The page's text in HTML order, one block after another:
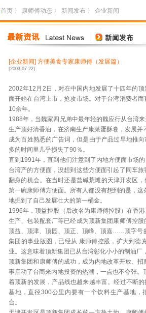
首页 〉 康师傅动态 〉 新闻发布 〉 企业新闻
[企业新闻] 方便美食专家康师傅（发展篇）
[2003-07-22]
2002年12月2日，对在中国内地发展了十四年的
面开始在台湾上市，抢攻市场。对于台湾消费者
10余年。
1988年，当魏家四兄弟中最年轻的魏应行从台湾
生产顶好清香油，在济南生产康莱蛋酥卷，发展并
成为百姓熟悉的广告词，但是由于产品过早地推
多的时间里几乎损失了90％。
直到1991年，直到他们注意到了内地方便面市场
台湾产的方便面，没想到这些方便面引起了同车
翻身的机会。在当时还是盐碱荒滩的天津开发区
第一碗康师傅方便面。所有人都没有想到的是，
地掘到了自己发展壮大的第一桶金。
1996年，顶益控股（后改名为康师傅控股）在香
生产、包装配套厂等已经成为顶新集团康师傅控
顶益、顶津、顶园、顶正、顶峰、顶嘉……顶字号
集团的事业版图，已经从 康师傅控股，扩大到德
业。这意味着顶新集团已从台湾彰化小小的制油
顶新集团和康师傅的成功，成为内地改革开放、
事启动了台商来内地投资的热潮，一点也不夸张。
着顶新的发展，产品线也越来越丰富。经过不断
基地，直径300公里内要有一个饮料生产基地
合。